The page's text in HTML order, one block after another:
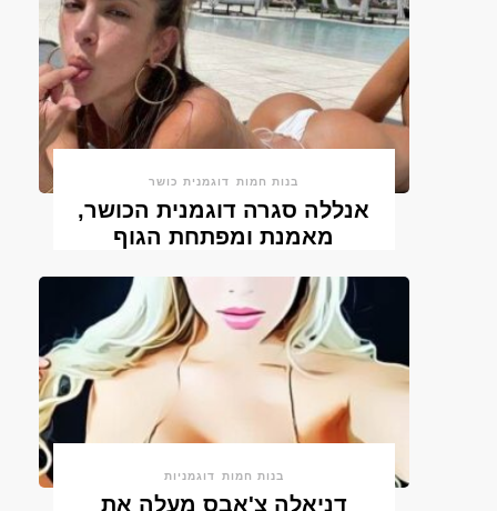
בנות חמות דוגמנית כושר
אנללה סגרה דוגמנית הכושר,
מאמנת ומפתחת הגוף
בנות חמות דוגמניות
דניאלה צ'אבס מעלה את